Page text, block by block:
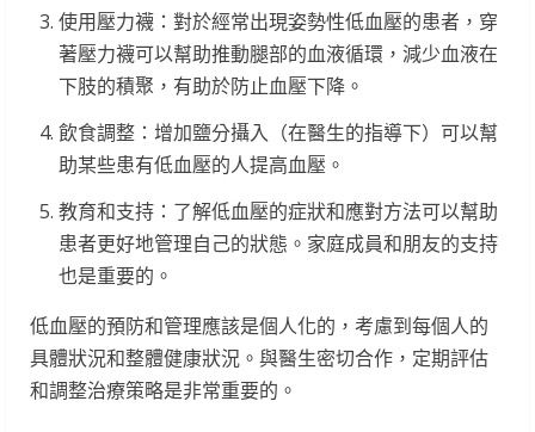
使用壓力襪：對於經常出現姿勢性低血壓的患者，穿
著壓力襪可以幫助推動腿部的血液循環，減少血液在
下肢的積聚，有助於防止血壓下降。
飲食調整：增加鹽分攝入（在醫生的指導下）可以幫
助某些患有低血壓的人提高血壓。
教育和支持：了解低血壓的症狀和應對方法可以幫助
患者更好地管理自己的狀態。家庭成員和朋友的支持
也是重要的。
低血壓的預防和管理應該是個人化的，考慮到每個人的
具體狀況和整體健康狀況。與醫生密切合作，定期評估
和調整治療策略是非常重要的。